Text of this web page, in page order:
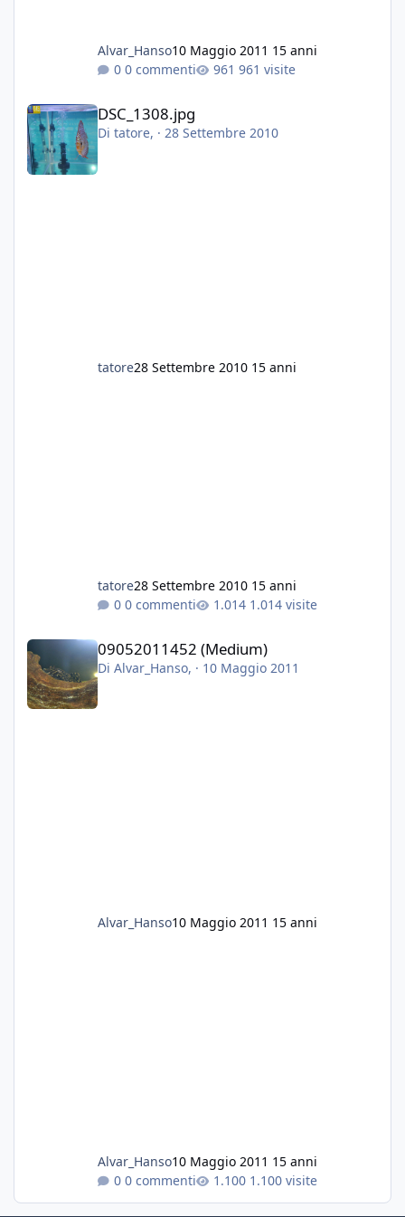
Alvar_Hanso10 Maggio 2011 15 anni
0 commenti
961 visite
DSC_1308.jpg
DSC_1308.jpg
Di tatore, · 28 Settembre 2010
tatore28 Settembre 2010 15 anni
tatore28 Settembre 2010 15 anni
0 commenti
1.014 visite
09052011452 (Medium)
Di Alvar_Hanso, · 10 Maggio 2011
Alvar_Hanso10 Maggio 2011 15 anni
Alvar_Hanso10 Maggio 2011 15 anni
0 commenti
1.100 visite